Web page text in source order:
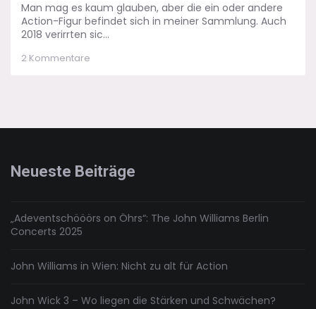
Man mag es kaum glauben, aber die ein oder andere
Action-Figur befindet sich in meiner Sammlung. Auch
2018 verirrten sic...
2 Kommentare
2018
Neueste Beiträge
„Adeventschööörs on Öhrs“: The John Williams Berlin
Concerts 2025
John Williams in Wien: Nicht zu alt für Action
John Wick 3 – Wo liegen die Stärken und Schwächen?